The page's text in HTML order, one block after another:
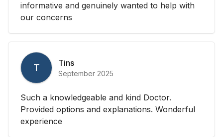
informative and genuinely wanted to help with
our concerns
T Tins
September 2025
Such a knowledgeable and kind Doctor.
Provided options and explanations. Wonderful
experience